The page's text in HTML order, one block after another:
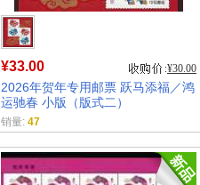
¥33.00 ¥30.00
2026年贺年专用邮票 跃马添福／鸿
运驰春 小版（版式二）
销量: 47